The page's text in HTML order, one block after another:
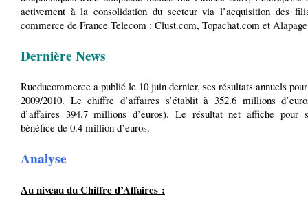
activement à la consolidation du secteur via l’acquisition des
commerce de France Telecom : Clust.com, Topachat.com et
Dernière News
Rueducommerce a publié le 10 juin dernier, ses résultats annuels
2009/2010. Le chiffre d’affaires s’établit à 352.6 millions
d’affaires 394.7 millions d’euros). Le résultat net affiche pour
bénéfice de 0.4 million d’euros.
Analyse
Au niveau du Chiffre d’Affaires :